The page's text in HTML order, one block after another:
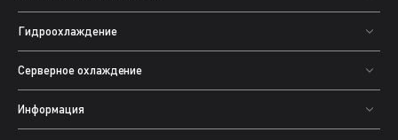
Гидроохлаждение
Серверное охлаждение
Информация